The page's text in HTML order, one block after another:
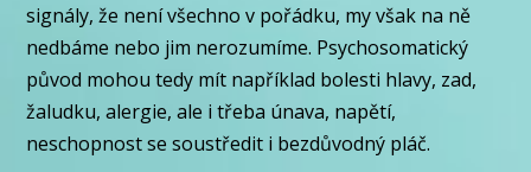
signály, že není všechno v pořádku, my však na ně
nedbáme nebo jim nerozumíme. Psychosomatický
původ mohou tedy mít například bolesti hlavy, zad,
žaludku, alergie, ale i třeba únava, napětí,
neschopnost se soustředit i bezdůvodný pláč.